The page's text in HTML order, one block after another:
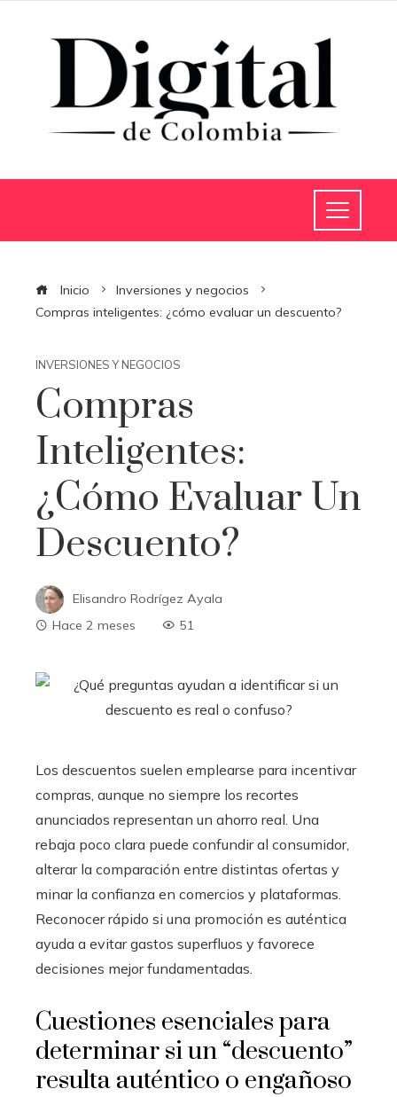
Inicio
Inversiones y negocios
Compras inteligentes: ¿cómo evaluar un descuento?
INVERSIONES Y NEGOCIOS
Compras
Inteligentes:
¿cómo Evaluar Un
Descuento?
Elisandro Rodrígez Ayala
Hace 2 meses
51
Los descuentos suelen emplearse para incentivar
compras, aunque no siempre los recortes
anunciados representan un ahorro real. Una
rebaja poco clara puede confundir al consumidor,
alterar la comparación entre distintas ofertas y
minar la confianza en comercios y plataformas.
Reconocer rápido si una promoción es auténtica
ayuda a evitar gastos superfluos y favorece
decisiones mejor fundamentadas.
Cuestiones esenciales para
determinar si un “descuento”
resulta auténtico o engañoso